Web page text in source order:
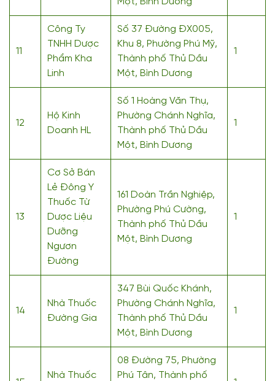
11
Công Ty
TNHH Dược
Phẩm Kha
Linh
Số 37 Đường ĐX005,
Khu 8, Phường Phú Mỹ,
Thành phố Thủ Dầu
Một, Bình Dương
1
12
Hộ Kinh
Doanh HL
Số 1 Hoàng Văn Thụ,
Phường Chánh Nghĩa,
Thành phố Thủ Dầu
Một, Bình Dương
1
13
Cơ Sở Bán
Lẻ Đông Y
Thuốc Từ
Dược Liệu
Dưỡng
Ngươn
Đường
161 Doàn Trần Nghiệp,
Phường Phú Cường,
Thành phố Thủ Dầu
Một, Bình Dương
1
14
Nhà Thuốc
Đường Gia
347 Bùi Quốc Khánh,
Phường Chánh Nghĩa,
Thành phố Thủ Dầu
Một, Bình Dương
1
Nhà Thuốc
08 Đường 75, Phường
Phú Tân, Thành phố